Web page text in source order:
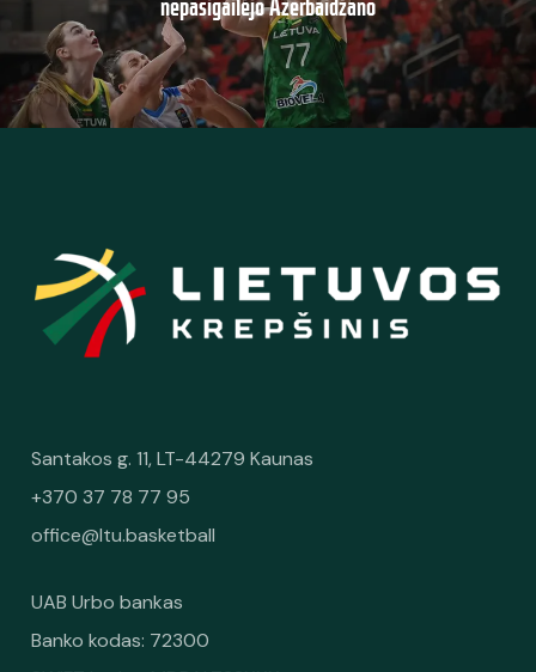
nepasigailėjo Azerbaidžano
Santakos g. 11, LT-44279 Kaunas
+370 37 78 77 95
office@ltu.basketball
UAB Urbo bankas
Banko kodas: 72300